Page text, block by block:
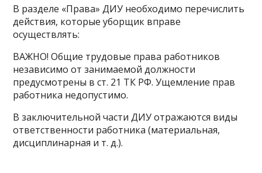
В разделе «Права» ДИУ необходимо перечислить
действия, которые уборщик вправе
осуществлять:
ВАЖНО! Общие трудовые права работников
независимо от занимаемой должности
предусмотрены в ст. 21 ТК РФ. Ущемление прав
работника недопустимо.
В заключительной части ДИУ отражаются виды
ответственности работника (материальная,
дисциплинарная и т. д.).